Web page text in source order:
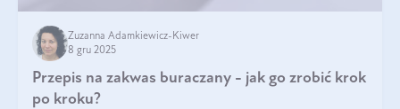
Zuzanna Adamkiewicz-Kiwer
8 gru 2025
Przepis na zakwas buraczany - jak go zrobić krok
po kroku?